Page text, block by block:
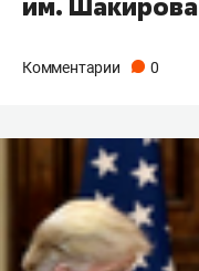
Комментарии 0